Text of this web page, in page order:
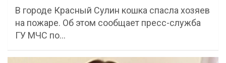
В городе Красный Сулин кошка спасла хозяев
на пожаре. Об этом сообщает пресс-служба
ГУ МЧС по…